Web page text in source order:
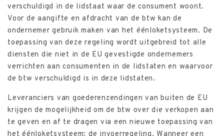
verschuldigd in de lidstaat waar de consument woont.
Voor de aangifte en afdracht van de btw kan de
ondernemer gebruik maken van het éénloketsysteem. De
toepassing van deze regeling wordt uitgebreid tot alle
diensten die niet in de EU gevestigde ondernemers
verrichten aan consumenten in de lidstaten en waarvoor
de btw verschuldigd is in deze lidstaten.
Leveranciers van goederenzendingen van buiten de EU
krijgen de mogelijkheid om de btw over die verkopen aan
te geven en af te dragen via een nieuwe toepassing van